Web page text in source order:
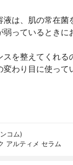
液は、肌の常在菌
っているときに
スを整えてくれる
わり目に使って
コム)
アルティメ セラム